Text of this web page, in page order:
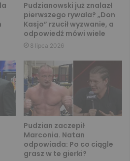
Pudzianowski już znalazł
pierwszego rywala? „Don
Kasjo” rzucił wyzwanie, a
odpowiedź mówi wiele
8 lipca 2026
Pudzian zaczepił
Marconia. Natan
odpowiada: Po co ciągle
grasz w te gierki?